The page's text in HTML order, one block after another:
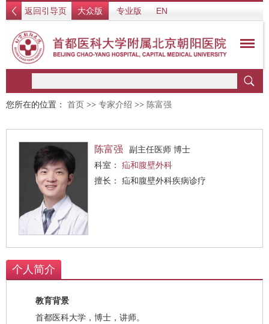
返回引导页 大众版 专业版 EN
您所在的位置： 首页 >> 专家介绍 >> 陈富强
陈富强
副主任医师 博士
科室： 疝和腹壁外科
擅长： 疝和腹壁外科疾病诊疗
个人简介
教育背景
首都医科大学，博士，讲师。